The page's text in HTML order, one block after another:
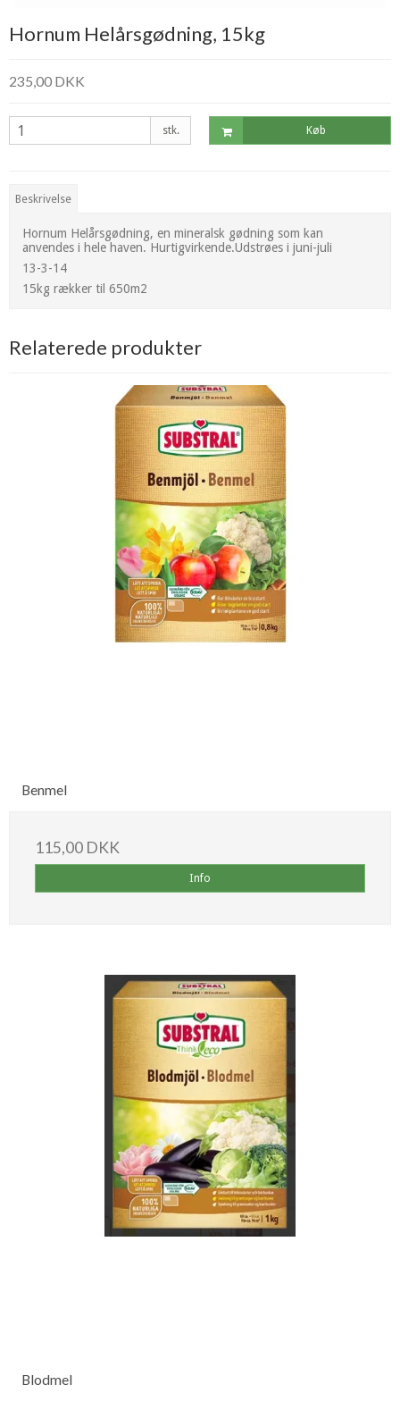
Hornum Helårsgødning, 15kg
235,00 DKK
stk. Køb
Beskrivelse
Hornum Helårsgødning, en mineralsk gødning som kan
anvendes i hele haven. Hurtigvirkende.Udstrøes i juni-juli
13-3-14
15kg rækker til 650m2
Relaterede produkter
Benmel
115,00 DKK
Info
Blodmel